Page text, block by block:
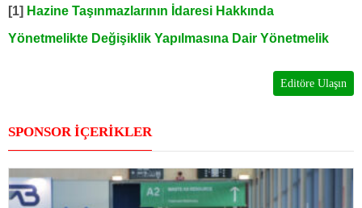
[1] Hazine Taşınmazlarının İdaresi Hakkında
Yönetmelikte Değişiklik Yapılmasına Dair Yönetmelik
Editöre Ulaşın
SPONSOR İÇERİKLER